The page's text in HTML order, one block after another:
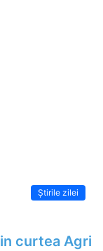
Știrile zilei
curtea Agri